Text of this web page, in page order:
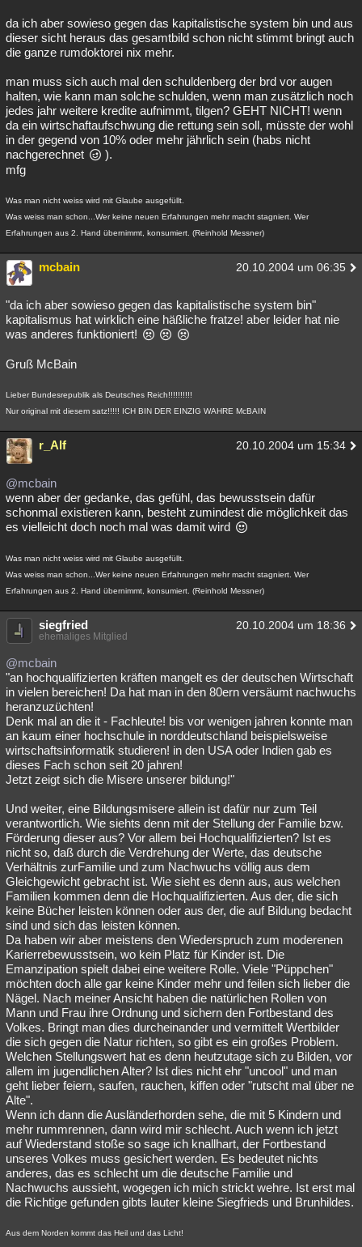
da ich aber sowieso gegen das kapitalistische system bin und aus
dieser sicht heraus das gesamtbild schon nicht stimmt bringt auch
die ganze rumdoktorei nix mehr.
man muss sich auch mal den schuldenberg der brd vor augen
halten, wie kann man solche schulden, wenn man zusätzlich noch
jedes jahr weitere kredite aufnimmt, tilgen? GEHT NICHT! wenn
da ein wirtschaftaufschwung die rettung sein soll, müsste der wohl
in der gegend von 10% oder mehr jährlich sein (habs nicht
nachgerechnet
).
mfg
Was man nicht weiss wird mit Glaube ausgefüllt.
Was weiss man schon...Wer keine neuen Erfahrungen mehr macht stagniert. Wer
Erfahrungen aus 2. Hand übernimmt, konsumiert. (Reinhold Messner)
mcbain 20.10.2004 um 06:35
"da ich aber sowieso gegen das kapitalistische system bin"
kapitalismus hat wirklich eine häßliche fratze! aber leider hat nie
was anderes funktioniert!
Gruß McBain
Lieber Bundesrepublik als Deutsches Reich!!!!!!!!!!
Nur original mit diesem satz!!!!! ICH BIN DER EINZIG WAHRE McBAIN
r_Alf 20.10.2004 um 15:34
@mcbain
wenn aber der gedanke, das gefühl, das bewusstsein dafür
schonmal existieren kann, besteht zumindest die möglichkeit das
es vielleicht doch noch mal was damit wird
Was man nicht weiss wird mit Glaube ausgefüllt.
Was weiss man schon...Wer keine neuen Erfahrungen mehr macht stagniert. Wer
Erfahrungen aus 2. Hand übernimmt, konsumiert. (Reinhold Messner)
siegfried 20.10.2004 um 18:36
ehemaliges Mitglied
@mcbain
"an hochqualifizierten kräften mangelt es der deutschen Wirtschaft
in vielen bereichen! Da hat man in den 80ern versäumt nachwuchs
heranzuzüchten!
Denk mal an die it - Fachleute! bis vor wenigen jahren konnte man
an kaum einer hochschule in norddeutschland beispielsweise
wirtschaftsinformatik studieren! in den USA oder Indien gab es
dieses Fach schon seit 20 jahren!
Jetzt zeigt sich die Misere unserer bildung!"
Und weiter, eine Bildungsmisere allein ist dafür nur zum Teil
verantwortlich. Wie siehts denn mit der Stellung der Familie bzw.
Förderung dieser aus? Vor allem bei Hochqualifizierten? Ist es
nicht so, daß durch die Verdrehung der Werte, das deutsche
Verhältnis zurFamilie und zum Nachwuchs völlig aus dem
Gleichgewicht gebracht ist. Wie sieht es denn aus, aus welchen
Familien kommen denn die Hochqualifizierten. Aus der, die sich
keine Bücher leisten können oder aus der, die auf Bildung bedacht
sind und sich das leisten können.
Da haben wir aber meistens den Wiederspruch zum moderenen
Karierrebewusstsein, wo kein Platz für Kinder ist. Die
Emanzipation spielt dabei eine weitere Rolle. Viele "Püppchen"
möchten doch alle gar keine Kinder mehr und feilen sich lieber die
Nägel. Nach meiner Ansicht haben die natürlichen Rollen von
Mann und Frau ihre Ordnung und sichern den Fortbestand des
Volkes. Bringt man dies durcheinander und vermittelt Wertbilder
die sich gegen die Natur richten, so gibt es ein großes Problem.
Welchen Stellungswert hat es denn heutzutage sich zu Bilden, vor
allem im jugendlichen Alter? Ist dies nicht ehr "uncool" und man
geht lieber feiern, saufen, rauchen, kiffen oder "rutscht mal über ne
Alte".
Wenn ich dann die Ausländerhorden sehe, die mit 5 Kindern und
mehr rummrennen, dann wird mir schlecht. Auch wenn ich jetzt
auf Wiederstand stoße so sage ich knallhart, der Fortbestand
unseres Volkes muss gesichert werden. Es bedeutet nichts
anderes, das es schlecht um die deutsche Familie und
Nachwuchs aussieht, wogegen ich mich strickt wehre. Ist erst mal
die Richtige gefunden gibts lauter kleine Siegfrieds und Brunhildes.
Aus dem Norden kommt das Heil und das Licht!